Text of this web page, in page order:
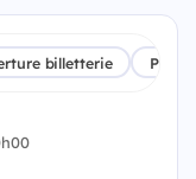
billetterie